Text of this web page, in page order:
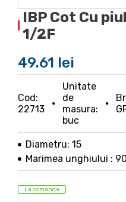
IBP Cot Cu
1/2F
49.61 lei
Cod:
22713
Unitate
de
masura:
buc
Diametru: 15
Marimea unghiului : 90
La comanda